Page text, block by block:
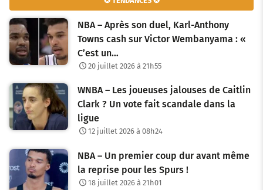
NBA – Après son duel, Karl-Anthony
Towns cash sur Victor Wembanyama : «
C’est un…
20 juillet 2026 à 21h55
WNBA – Les joueuses jalouses de Caitlin
Clark ? Un vote fait scandale dans la
ligue
12 juillet 2026 à 08h24
NBA – Un premier coup dur avant même
la reprise pour les Spurs !
18 juillet 2026 à 21h01